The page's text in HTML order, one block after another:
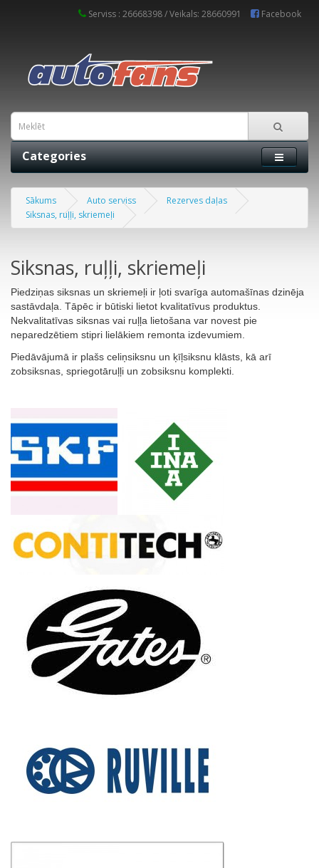
Serviss : 26668398 / Veikals: 28660991 Facebook
Categories
Sākums Auto serviss
Rezerves daļas
Siksnas, ruļļi, skriemeļi
Siksnas, ruļļi, skriemeļi
Piedziņas siksnas un skriemeļi ir ļoti svarīga automašīnas dzinēja
sastāvdaļa. Tāpēc ir būtiski lietot kvalitatīvus produktus.
Nekvalitatīvas siksnas vai ruļļa lietošana var novest pie
neparedzētiem stipri lielākiem remonta izdevumiem.
Piedāvājumā ir plašs celiņsiksnu un ķīļsiksnu klāsts, kā arī
zobsiksnas, spriegotāruļļi un zobsiksnu komplekti.